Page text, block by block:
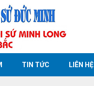
TIN TỨC LIÊN HỆ